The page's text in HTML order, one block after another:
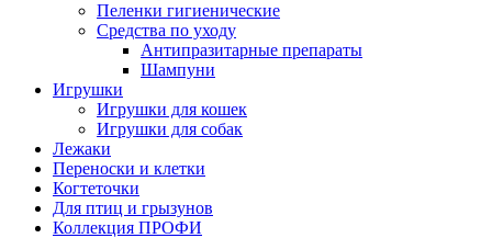
Пеленки гигиенические
Средства по уходу
Антипразитарные препараты
Шампуни
Игрушки
Игрушки для кошек
Игрушки для собак
Лежаки
Переноски и клетки
Когтеточки
Для птиц и грызунов
Коллекция ПРОФИ